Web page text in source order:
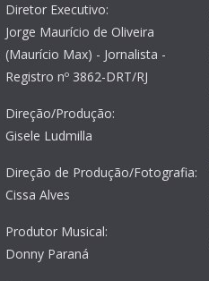
Diretor Executivo:
Jorge Maurício de Oliveira
(Maurício Max) - Jornalista -
Registro nº 3862-DRT/RJ
Direção/Produção:
Gisele Ludmilla
Direção de Produção/Fotografia:
Cissa Alves
Produtor Musical:
Donny Paraná